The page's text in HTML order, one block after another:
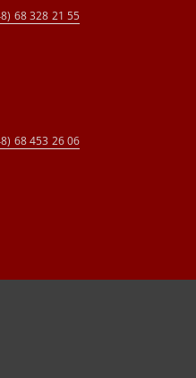
68 328 21 55
68 453 26 06